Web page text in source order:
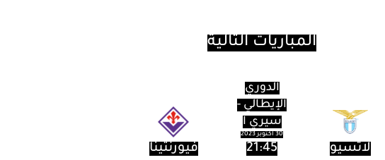
المباريات التالية
الدوري
الإيطالي -
سيري آ
لاتسيو
30 أكتوبر 2023
21:45 فيورنتينا